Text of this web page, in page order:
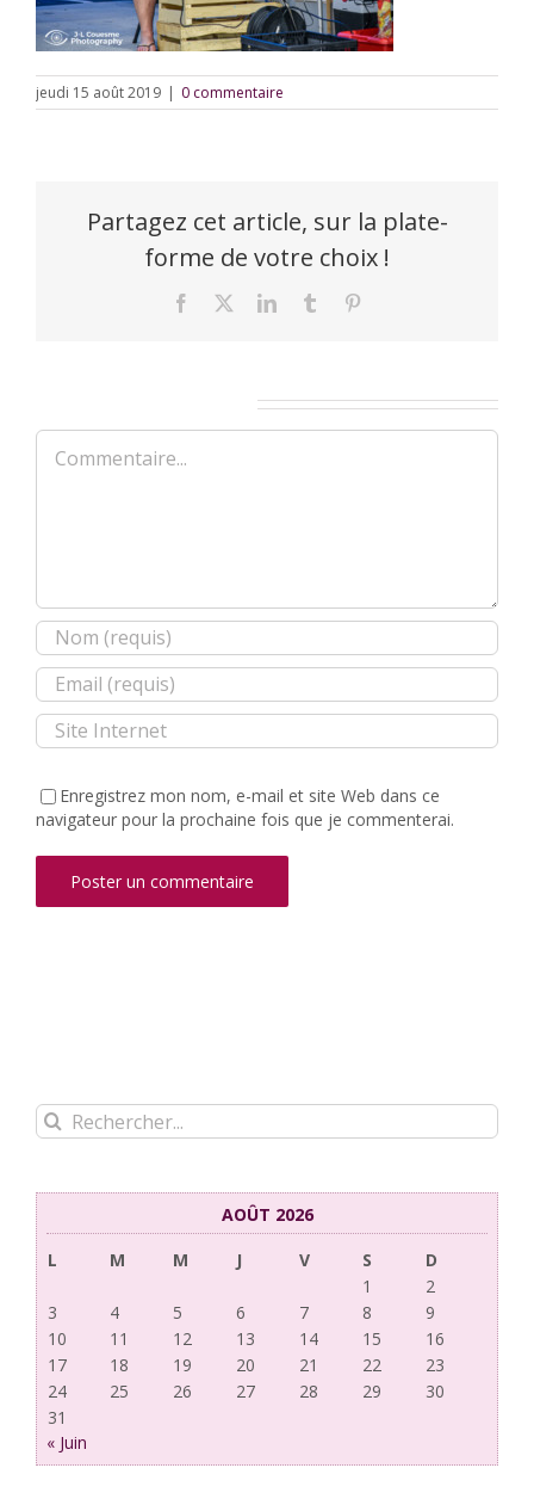
jeudi 15 août 2019 | 0 commentaire
Partagez cet article, sur la plate-
forme de votre choix !
Facebook LinkedInTumblr
Commentaire
Enregistrez mon nom, e-mail et site Web dans ce
navigateur pour la prochaine fois que je commenterai.
Rechercher:
AOÛT 2026
L
M M J V S
D
1
2
3
4 5 6 7 8
9
10
11 12 13 14 15
16
17
18 19 20 21 22
23
24
25 26 27 28 29
30
31
« Juin